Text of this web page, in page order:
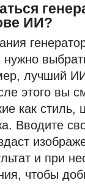
ИИ?
лучший
этого вы
как стиль,
Вводите
и при
чтобы